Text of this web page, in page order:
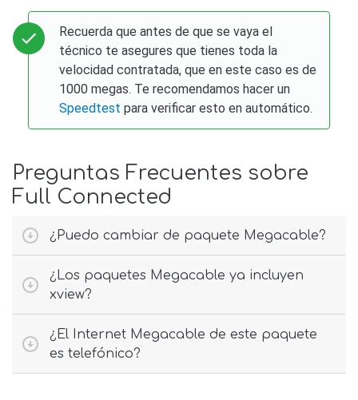
Recuerda que antes de que se vaya el
técnico te asegures que tienes toda la
velocidad contratada, que en este caso es de
1000 megas. Te recomendamos hacer un
Speedtest para verificar esto en automático.
Preguntas Frecuentes sobre
Full Connected
¿Puedo cambiar de paquete Megacable?
¿Los paquetes Megacable ya incluyen
xview?
¿El Internet Megacable de este paquete
es telefónico?